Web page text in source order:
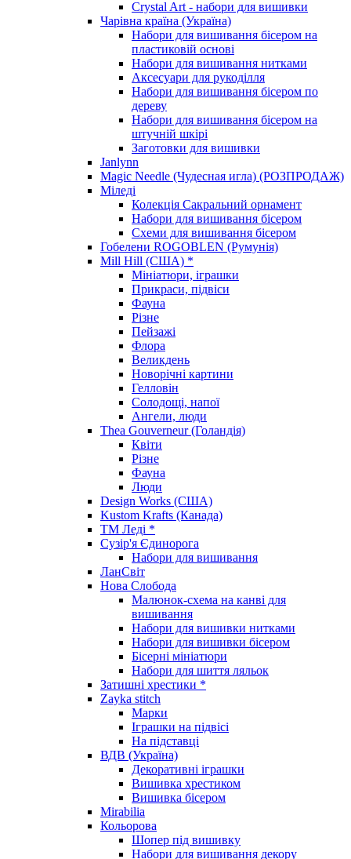
Crystal Art - набори для вишивки
Чарівна країна (Україна)
Набори для вишивання бісером на
пластиковій основі
Набори для вишивання нитками
Аксесуари для рукоділля
Набори для вишивання бісером по
дереву
Набори для вишивання бісером на
штучній шкірі
Заготовки для вишивки
Janlynn
Magic Needle (Чудесная игла) (РОЗПРОДАЖ)
Міледі
Колекція Сакральний орнамент
Набори для вишивання бісером
Схеми для вишивання бісером
Гобелени ROGOBLEN (Румунія)
Mill Hill (США) *
Мініатюри, іграшки
Прикраси, підвіси
Фауна
Різне
Пейзажі
Флора
Великдень
Новорічні картини
Гелловін
Солодощі, напої
Ангели, люди
Thea Gouverneur (Голандія)
Квіти
Різне
Фауна
Люди
Design Works (США)
Kustom Krafts (Канада)
ТМ Леді *
Сузір'я Єдинорога
Набори для вишивання
ЛанСвіт
Нова Слобода
Малюнок-схема на канві для
вишивання
Набори для вишивки нитками
Набори для вишивки бісером
Бісерні мініатюри
Набори для шиття ляльок
Затишні хрестики *
Zayka stitch
Марки
Іграшки на підвісі
На підставці
ВДВ (Україна)
Декоративні іграшки
Вишивка хрестиком
Вишивка бісером
Mirabilia
Кольорова
Шопер під вишивку
Набори для вишивання декору